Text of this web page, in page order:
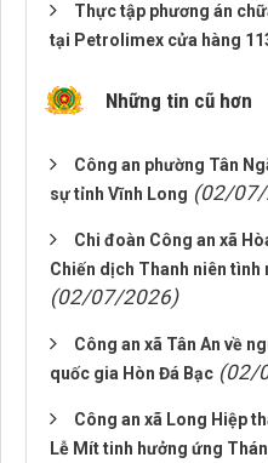
Thực tập phương án
tại Petrolimex cửa hàng
Những tin cũ hơn
Công an phường Tân
sự tỉnh Vĩnh Long (02/
Chi đoàn Công an xã
Chiến dịch Thanh niên tình
(02/07/2026)
Công an xã Tân An về
quốc gia Hòn Đá Bạc (02/
Công an xã Long Hiệp
Lễ Mít tinh hưởng ứng